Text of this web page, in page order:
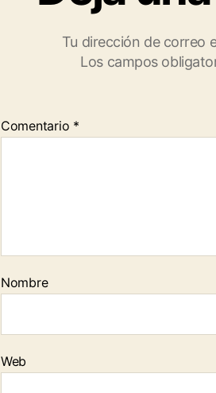
Tu dirección de correo
Los campos
Comentario *
Nombre
Web